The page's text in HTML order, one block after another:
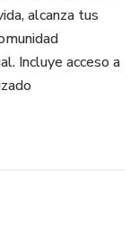
alcanza tus
Incluye acceso a